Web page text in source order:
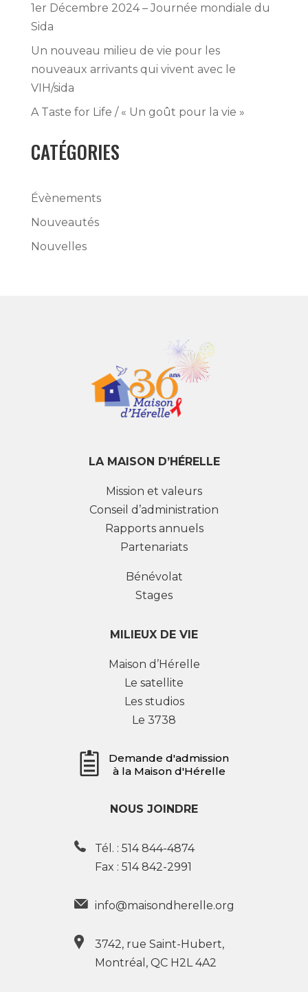
1er Décembre 2024 – Journée mondiale du
Sida
Un nouveau milieu de vie pour les
nouveaux arrivants qui vivent avec le
VIH/sida
A Taste for Life / « Un goût pour la vie »
CATÉGORIES
Évènements
Nouveautés
Nouvelles
LA MAISON D’HÉRELLE
Mission et valeurs
Conseil d’administration
Rapports annuels
Partenariats
Bénévolat
Stages
MILIEUX DE VIE
Maison d’Hérelle
Le satellite
Les studios
Le 3738
Demande d'admission
à la Maison d'Hérelle
NOUS JOINDRE
Tél. : 514 844-4874
Fax : 514 842-2991
info@maisondherelle.org
3742, rue Saint-Hubert,
Montréal, QC H2L 4A2